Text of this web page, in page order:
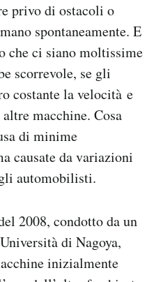
privo di ostacoli o
spontaneamente. E
che ci siano moltissime
scorrevole, se gli
costante la velocità e
macchine. Cosa
di minime
causate da variazioni
automobilisti.
2008, condotto da un
di Nagoya,
inizialmente